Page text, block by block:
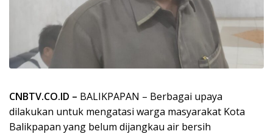
CNBTV.CO.ID – BALIKPAPAN – Berbagai upaya
dilakukan untuk mengatasi warga masyarakat Kota
Balikpapan yang belum dijangkau air bersih